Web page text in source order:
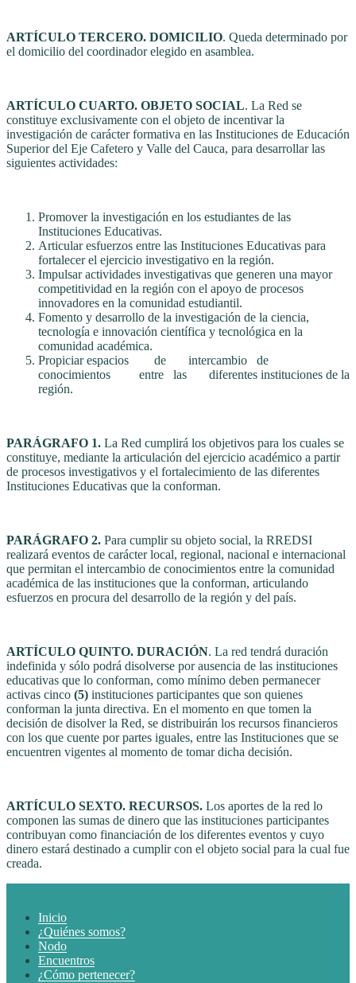
ARTÍCULO TERCERO. DOMICILIO. Queda determinado por
el domicilio del coordinador elegido en asamblea.
ARTÍCULO CUARTO. OBJETO SOCIAL. La Red se
constituye exclusivamente con el objeto de incentivar la
investigación de carácter formativa en las Instituciones de Educación
Superior del Eje Cafetero y Valle del Cauca, para desarrollar las
siguientes actividades:
Promover la investigación en los estudiantes de las
Instituciones Educativas.
Articular esfuerzos entre las Instituciones Educativas para
fortalecer el ejercicio investigativo en la región.
Impulsar actividades investigativas que generen una mayor
competitividad en la región con el apoyo de procesos
innovadores en la comunidad estudiantil.
Fomento y desarrollo de la investigación de la ciencia,
tecnología e innovación científica y tecnológica en la
comunidad académica.
Propiciar espacios de intercambio de
conocimientos entre las diferentes instituciones de la
región.
PARÁGRAFO 1. La Red cumplirá los objetivos para los cuales se
constituye, mediante la articulación del ejercicio académico a partir
de procesos investigativos y el fortalecimiento de las diferentes
Instituciones Educativas que la conforman.
PARÁGRAFO 2. Para cumplir su objeto social, la RREDSI
realizará eventos de carácter local, regional, nacional e internacional
que permitan el intercambio de conocimientos entre la comunidad
académica de las instituciones que la conforman, articulando
esfuerzos en procura del desarrollo de la región y del país.
ARTÍCULO QUINTO. DURACIÓN. La red tendrá duración
indefinida y sólo podrá disolverse por ausencia de las instituciones
educativas que lo conforman, como mínimo deben permanecer
activas cinco (5) instituciones participantes que son quienes
conforman la junta directiva. En el momento en que tomen la
decisión de disolver la Red, se distribuirán los recursos financieros
con los que cuente por partes iguales, entre las Instituciones que se
encuentren vigentes al momento de tomar dicha decisión.
ARTÍCULO SEXTO. RECURSOS. Los aportes de la red lo
componen las sumas de dinero que las instituciones participantes
contribuyan como financiación de los diferentes eventos y cuyo
dinero estará destinado a cumplir con el objeto social para la cual fue
creada.
Inicio
¿Quiénes somos?
Nodo
Encuentros
¿Cómo pertenecer?